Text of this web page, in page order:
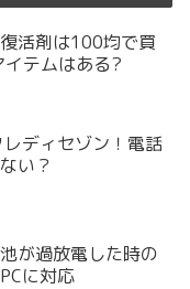
活剤は100均で買
テムはある?
ディセゾン！電話
い？
が過放電した時の
に対応